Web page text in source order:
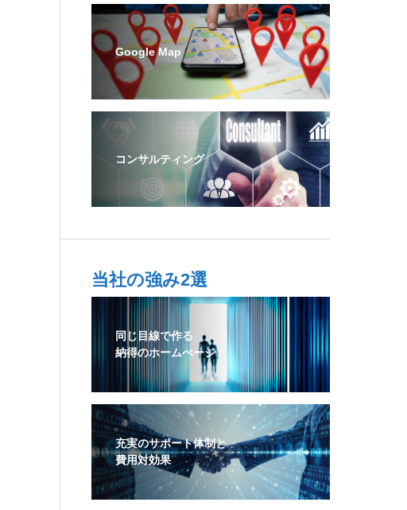
Google Map
コンサルティング
当社の強み2選
同じ目線で作る
納得のホームぺージ
充実のサポート体制と
費用対効果